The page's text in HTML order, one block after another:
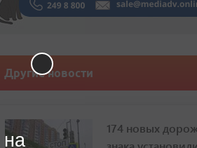
Другие новости
174 новых